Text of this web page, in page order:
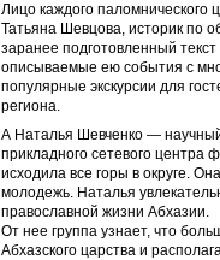
Лицо каждого
Татьяна Шевцова, историк по
заранее подготовленный
описываемые ею события с
популярные экскурсии для
региона.
А Наталья Шевченко —
прикладного сетевого центра
исходила все горы в округе.
молодежь. Наталья
православной жизни Абхазии.
От нее группа узнает, что
Абхазского царства и